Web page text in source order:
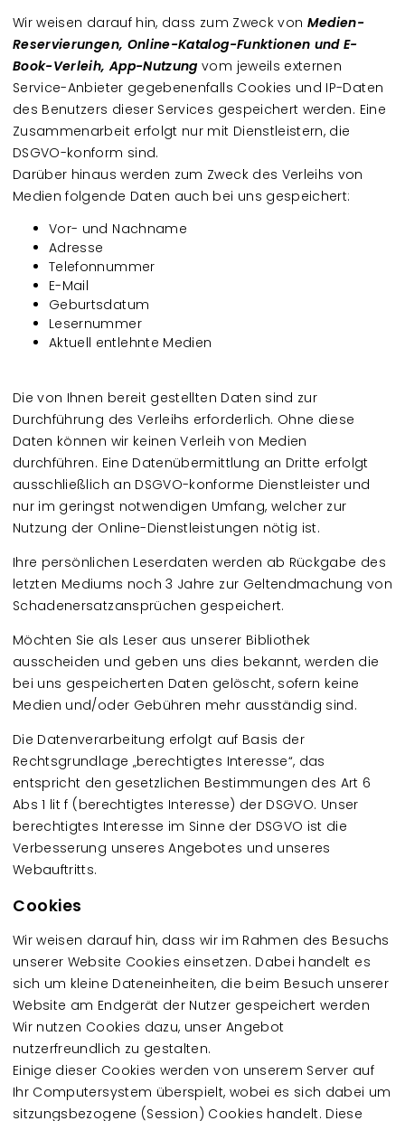
Wir weisen darauf hin, dass zum Zweck von Medien-
Reservierungen, Online-Katalog-Funktionen und E-
Book-Verleih, App-Nutzungvom jeweils externen
Service-Anbieter gegebenenfalls Cookies und IP-Daten
des Benutzers dieser Services gespeichert werden. Eine
Zusammenarbeit erfolgt nur mit Dienstleistern, die
DSGVO-konform sind.
Darüber hinaus werden zum Zweck des Verleihs von
Medien folgende Daten auch bei uns gespeichert:
Vor- und Nachname
Adresse
Telefonnummer
E-Mail
Geburtsdatum
Lesernummer
Aktuell entlehnte Medien
Die von Ihnen bereit gestellten Daten sind zur
Durchführung des Verleihs erforderlich. Ohne diese
Daten können wir keinen Verleih von Medien
durchführen. Eine Datenübermittlung an Dritte erfolgt
ausschließlich an DSGVO-konforme Dienstleister und
nur im geringst notwendigen Umfang, welcher zur
Nutzung der Online-Dienstleistungen nötig ist.
Ihre persönlichen Leserdaten werden ab Rückgabe des
letzten Mediums noch 3 Jahre zur Geltendmachung von
Schadenersatzansprüchen gespeichert.
Möchten Sie als Leser aus unserer Bibliothek
ausscheiden und geben uns dies bekannt, werden die
bei uns gespeicherten Daten gelöscht, sofern keine
Medien und/oder Gebühren mehr ausständig sind.
Die Datenverarbeitung erfolgt auf Basis der
Rechtsgrundlage „berechtigtes Interesse“, das
entspricht den gesetzlichen Bestimmungen des Art 6
Abs 1 lit f (berechtigtes Interesse) der DSGVO. Unser
berechtigtes Interesse im Sinne der DSGVO ist die
Verbesserung unseres Angebotes und unseres
Webauftritts.
Cookies
Wir weisen darauf hin, dass wir im Rahmen des Besuchs
unserer Website Cookies einsetzen. Dabei handelt es
sich um kleine Dateneinheiten, die beim Besuch unserer
Website am Endgerät der Nutzer gespeichert werden
Wir nutzen Cookies dazu, unser Angebot
nutzerfreundlich zu gestalten.
Einige dieser Cookies werden von unserem Server auf
Ihr Computersystem überspielt, wobei es sich dabei um
sitzungsbezogene (Session) Cookies handelt. Diese